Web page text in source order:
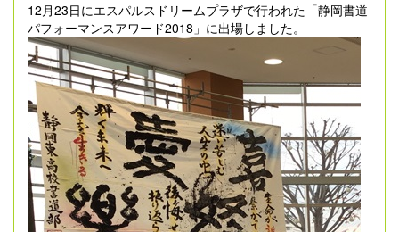
12月23日にエスパルスドリームプラザで行われた「静岡書道
パフォーマンスアワード2018」に出場しました。